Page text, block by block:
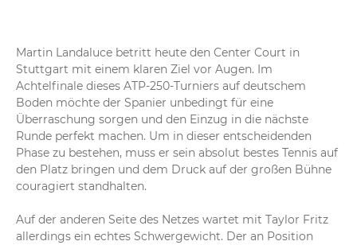
16:49Landaluce - Fritz 0:1
Traumstart für Taylor Fritz bei eigenem Aufschlag: Der
US-Amerikaner eröffnet das Match direkt mit drei Assen.
Martin Landaluce punktet zwar zweimal nach Fehlern
beim ersten Service, doch der an Position zwei gesetzte
Fritz sichert sich sein Auftaktspiel zum 1:0.
Martin Landaluce betritt heute den Center Court in
Stuttgart mit einem klaren Ziel vor Augen. Im
Achtelfinale dieses ATP-250-Turniers auf deutschem
Boden möchte der Spanier unbedingt für eine
Überraschung sorgen und den Einzug in die nächste
Runde perfekt machen. Um in dieser entscheidenden
Phase zu bestehen, muss er sein absolut bestes Tennis auf
den Platz bringen und dem Druck auf der großen Bühne
couragiert standhalten.
Auf der anderen Seite des Netzes wartet mit Taylor Fritz
allerdings ein echtes Schwergewicht. Der an Position